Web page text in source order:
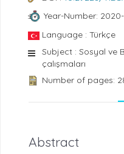
Year-Number:
Language : Türkçe
Subject : Sosyal ve
çalışmaları
Number of pages:
Abstract